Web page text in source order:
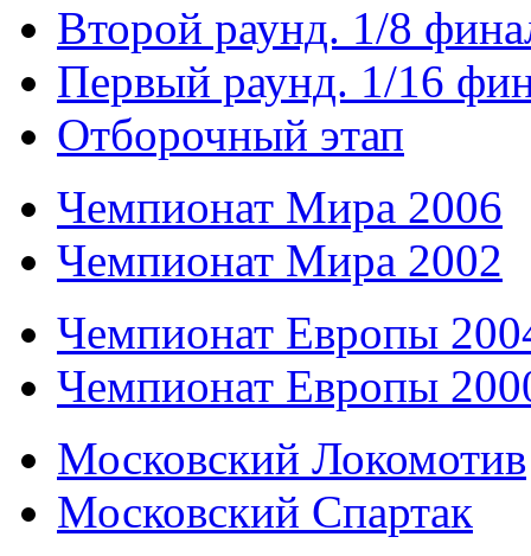
Второй раунд. 1/8
Первый раунд. 1/16
Отборочный этап
Чемпионат Мира 2006
Чемпионат Мира 2002
Чемпионат Европы
Чемпионат Европы
Московский Локомотив
Московский Спартак